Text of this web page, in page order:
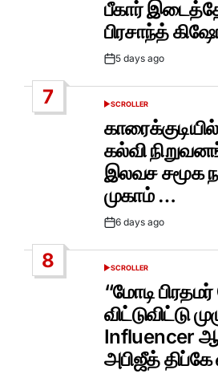
பீகார்
பிரசாந்த்
Post5 days ago
7
POSTED
SCROLLER
கல்வி
இலவச சமூக
முகாம் …
Post6 days ago
8
POSTED
SCROLLER
“மோடி
விட்டுவிட்டு
Influencer
அபிஜீத்